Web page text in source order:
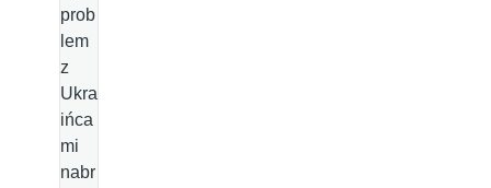
prob
lem
z
Ukra
ińca
mi
nabr